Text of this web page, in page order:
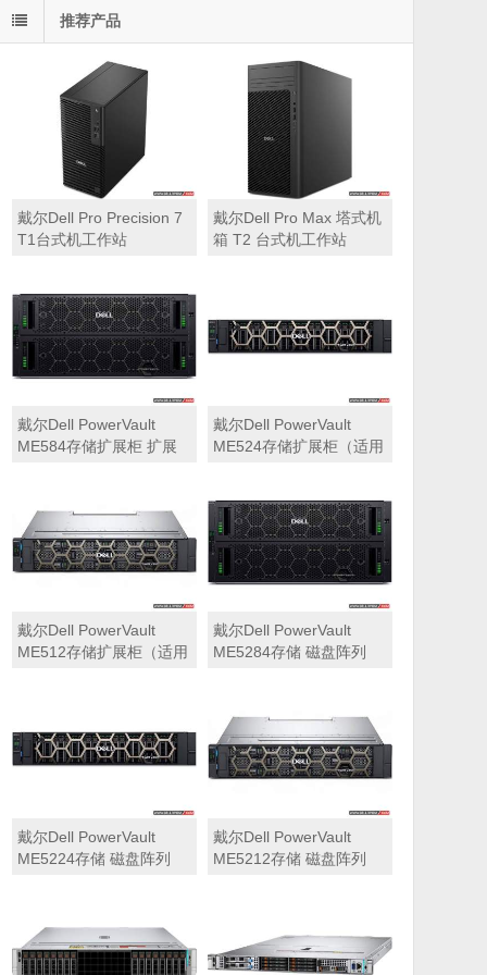
推荐产品
戴尔Dell Pro Precision 7
T1台式机工作站
戴尔Dell Pro Max 塔式机
箱 T2 台式机工作站
戴尔Dell PowerVault
ME584存储扩展柜 扩展
ME5224，ME5284等主
存储扩展）
戴尔Dell PowerVault
ME524存储扩展柜（适用
戴尔Dell PowerVault
ME512存储扩展柜（适用
戴尔Dell PowerVault
ME5284存储 磁盘阵列
戴尔Dell PowerVault
ME5224存储 磁盘阵列
戴尔Dell PowerVault
ME5212存储 磁盘阵列